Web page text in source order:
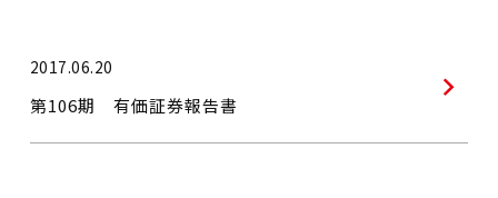
2017.06.20
第106期 有価証券報告書